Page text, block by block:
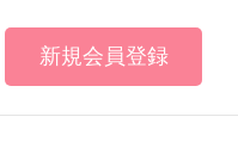
新規会員登録